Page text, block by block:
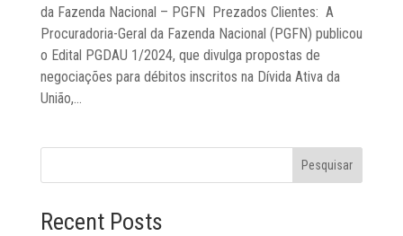
da Fazenda Nacional – PGFN Prezados Clientes: A
Procuradoria-Geral da Fazenda Nacional (PGFN) publicou
o Edital PGDAU 1/2024, que divulga propostas de
negociações para débitos inscritos na Dívida Ativa da
União,...
Pesquisar
Recent Posts